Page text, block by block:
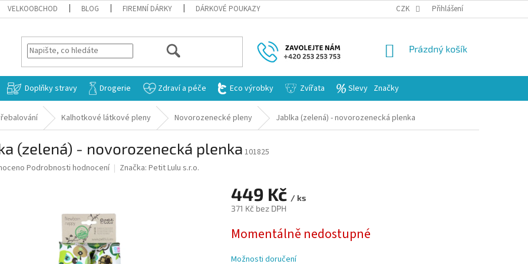
VELKOOBCHOD BLOG FIREMNÍ DÁRKY DÁRKOVÉ POUKAZY CZK Přihlášení
HLEDAT
NÁKUPNÍ
Prázdný košík
Doplňky stravy Drogerie Zdraví a péče Eco výrobky Zvířata Slevy Značky
Kalhotkové látkové pleny Novorozenecké pleny Jablka (zelená) - novorozenecká plenka
(zelená) - novorozenecká plenka 101825
Podrobnosti hodnocení Značka: Petit Lulu s.r.o.
449 Kč / ks
371 Kč bez DPH
cena:
Momentálně nedostupné
Možnosti doručení